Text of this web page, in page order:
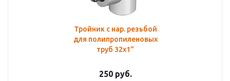
Тройник с нар. резьбой
для полипропиленовых
труб 32х1"
250руб.